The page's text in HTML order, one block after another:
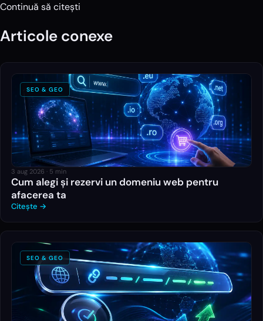
Continuă să citești
Articole conexe
SEO & GEO
3 aug 2026 · 5 min
Cum alegi și rezervi un domeniu web pentru
afacerea ta
Citește →
SEO & GEO